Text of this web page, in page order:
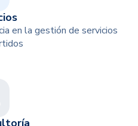
en la gestión de servicios